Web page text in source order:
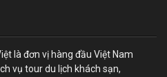
là đơn vị hàng đầu Việt Nam
vụ tour du lịch khách sạn,